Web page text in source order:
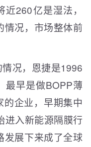
260亿是湿法，
情况，市场整体前
况，恩捷是1996
最早是做BOPP薄
企业，早期集中
进入新能源隔膜行
发展下来成了全球